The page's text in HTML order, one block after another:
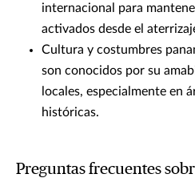
internacional para
activados desde el
Cultura y costumbres
son conocidos por su
locales, especialmente en
históricas.
Preguntas frecuentes